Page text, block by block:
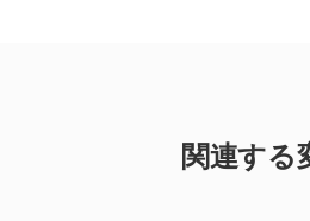
関連する